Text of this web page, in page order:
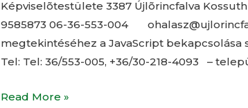
Képviselõtestülete 3387 Újlõrincfalva
9585873 06-36-553-004
megtekintéséhez a JavaScript
Tel: Tel: 36/553-005, +36/30-218-4093 –
Read More »